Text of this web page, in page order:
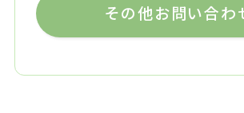
その他お問い合わ